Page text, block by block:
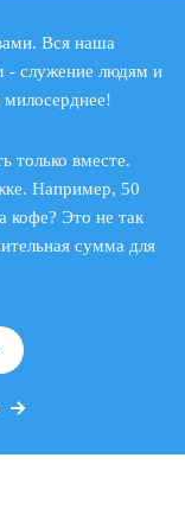
Вся наша
- служение людям и
милосерднее!
только вместе.
Например, 50
кофе? Это не так
сумма для